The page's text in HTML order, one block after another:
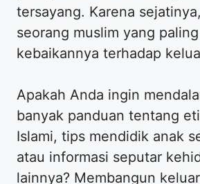
tersayang. Karena
seorang muslim yang
kebaikannya terhadap
Apakah Anda ingin
banyak panduan tentang
Islami, tips mendidik anak
atau informasi seputar
lainnya? Membangun